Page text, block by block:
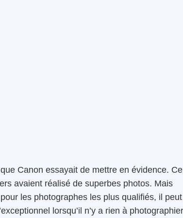
Canon essayait de mettre en évidence.
avaient réalisé de superbes photos. Mais
les photographes les plus qualifiés, il peut
lorsqu’il n’y a rien à